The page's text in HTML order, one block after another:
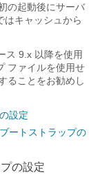
の起動後にサーバ
はキャッシュから
ス 9.x 以降を使用
ファイルを使用せ
ることをお勧めし
設定
ートストラップの
の設定